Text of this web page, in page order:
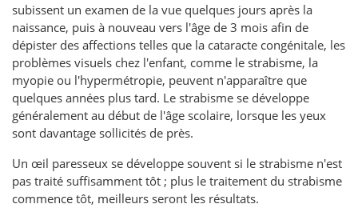
subissent un examen de la vue quelques jours après la
naissance, puis à nouveau vers l'âge de 3 mois afin de
dépister des affections telles que la cataracte congénitale, les
problèmes visuels chez l'enfant, comme le strabisme, la
myopie ou l'hypermétropie, peuvent n'apparaître que
quelques années plus tard. Le strabisme se développe
généralement au début de l'âge scolaire, lorsque les yeux
sont davantage sollicités de près.
Un œil paresseux se développe souvent si le strabisme n'est
pas traité suffisamment tôt ; plus le traitement du strabisme
commence tôt, meilleurs seront les résultats.